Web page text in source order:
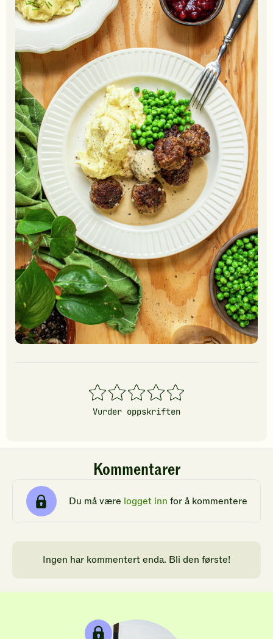
1
stjerner
2
stjerner
3
stjerner
4
stjerner
5
stjerner
Vurder oppskriften
Kommentarer
Du må være logget inn for å kommentere
Ingen har kommentert enda. Bli den første!